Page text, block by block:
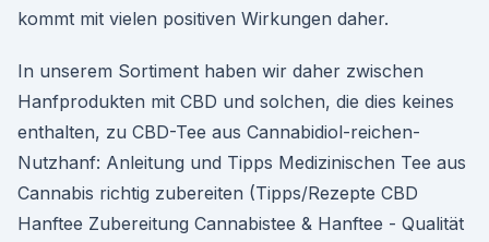
kommt mit vielen positiven Wirkungen daher.
In unserem Sortiment haben wir daher zwischen
Hanfprodukten mit CBD und solchen, die dies keines
enthalten, zu CBD-Tee aus Cannabidiol-reichen-
Nutzhanf: Anleitung und Tipps Medizinischen Tee aus
Cannabis richtig zubereiten (Tipps/Rezepte CBD
Hanftee Zubereitung Cannabistee & Hanftee - Qualität